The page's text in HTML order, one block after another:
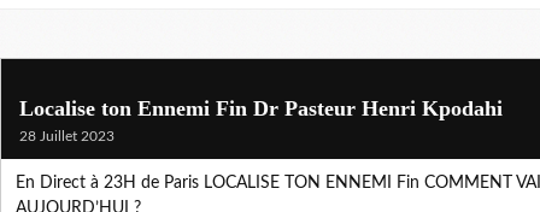
Localise ton Ennemi Fin Dr Pasteur Henri Kpodahi
28 Juillet 2023
En Direct à 23H de Paris LOCALISE TON ENNEMI Fin COMMENT
AUJOURD’HUI ?